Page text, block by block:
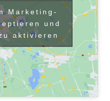
Marketing-
und
aktivieren